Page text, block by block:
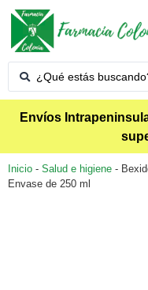
Envíos
Inicio - Salud e higiene -
Envase de 250 ml